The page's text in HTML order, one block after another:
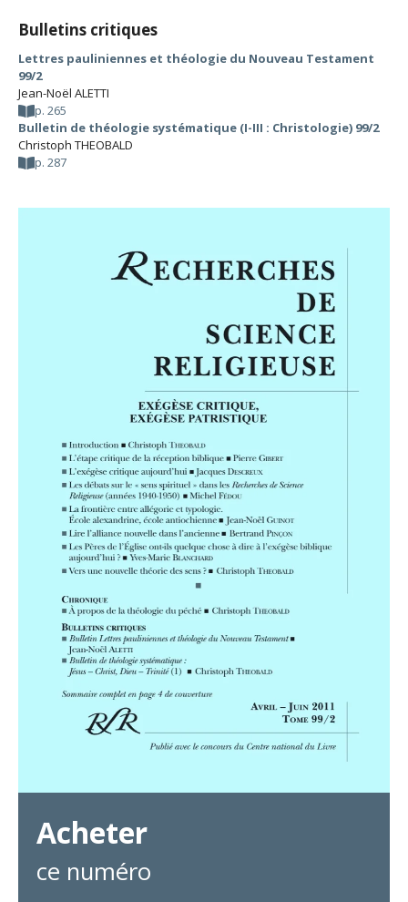
Bulletins critiques
Lettres pauliniennes et théologie du Nouveau Testament
99/2
Jean-Noël ALETTI
p. 265
Bulletin de théologie systématique (I-III : Christologie) 99/2
Christoph THEOBALD
p. 287
Acheter
ce numéro